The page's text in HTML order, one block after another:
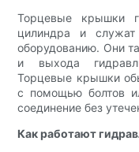
Торцевые крышки
цилиндра и
оборудованию. Они
и выхода
Торцевые крышки
с помощью болтов
соединение без
Как работают